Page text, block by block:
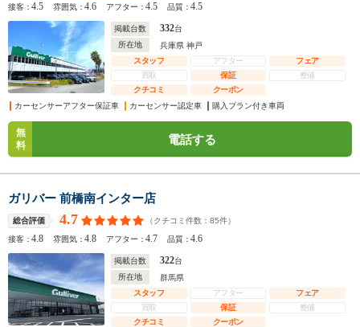
接客：4.5 雰囲気：4.6 アフター：4.5 品質：4.5
掲載台数 332台
所在地
兵庫県 神戸
スタッフ
アフター
フェア
買取
保証
整備
クチコミ
クーポン
カーセンサーアフター保証車
カーセンサー認定車 購入プラン付き車両
無
料
電話する
ガリバー 前橋南インター店
総合評価 4.7 （クチコミ件数： 85件）
接客：4.8 雰囲気：4.8 アフター：4.7 品質：4.6
掲載台数 322台
所在地
群馬県
スタッフ
アフター
フェア
買取
保証
整備
クチコミ
クーポン